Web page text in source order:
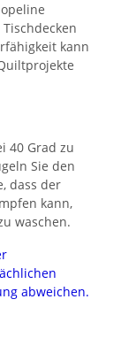
kann
40 Grad zu
Sie den
dass der
kann,
waschen.
abweichen.